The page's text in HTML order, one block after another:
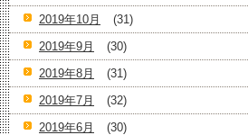
2019年10月
(31)
2019年9月
(30)
2019年8月
(31)
2019年7月
(32)
2019年6月
(30)